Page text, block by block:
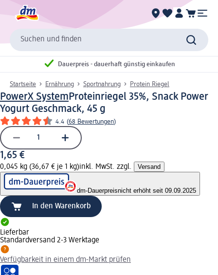
Suchen und finden
Dauerpreis - dauerhaft günstig einkaufen
Startseite Ernährung Sportnahrung Protein Riegel
PowerX SystemProteinriegel 35%, Snack Power
Yogurt Geschmack, 45 g
4.4 (68 Bewertungen)
1,65 €
0,045 kg (36,67 € je 1 kg)inkl. MwSt. zzgl. Versand
dm-Dauerpreisnicht erhöht seit 09.09.2025
In den Warenkorb
Lieferbar
Standardversand 2-3 Werktage
Verfügbarkeit in einem dm-Markt prüfen